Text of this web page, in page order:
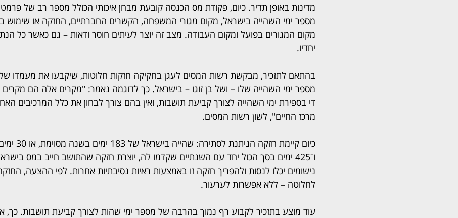
מדינות באופן תדיר. כיום, פקודת מס הכנסה קובעת מבחן איכותי הכולל מספר רב של
מספר ימי השהייה בישראל, מקום מגורי המשפחה, הקשרים החברתיים, החזקה או שימוש
מקום המגורים בפועל ומקום העבודה. מצב זה יוצר לעיתים חוסר ודאות – גם כאשר כל
יחדיו.
בהתאם לתזכיר, מבקשת רשות המסים לעגן בחקיקה חזקות חלוטות, שיקבעו את מעמדו
מספר ימי השהייה שלו – ושל בן זוגו – בישראל. כך לדוגמה נאמר: "מקרים אלה הם
די בספירת ימי השהייה לצורך קביעת תושבות, ואין בהם צורך לבחון את כלל המרכיבים
מרכז החיים", לשון רשות המסים.
כיום קיימת חזקה
ו־425 ימים בסך הכול יחד עם השנתיים שקדמו לה, יוצרת חזקה שהתושב חייב במס
נישומים יכלו לנסות ולהפריך חזקה זו באמצעות ראיות נסיבתיות אחרות. לפי ההצעה,
לחלוטה – ללא אפשרות לערעור.
עוד מוצע בתזכיר לקבוע רף נמוך בהרבה של מספר ימי שהות לצורך קביעת תושבות. כך,